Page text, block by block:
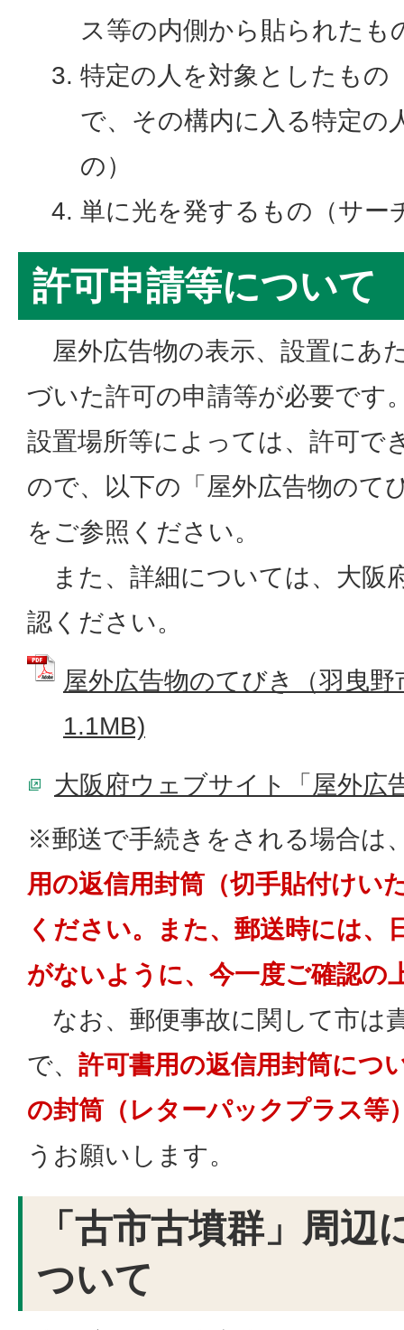
ス等の内側から貼られたも
特定の人を対象としたもの
で、その構内に入る特定の
の）
単に光を発するもの（サー
許可申請等について
屋外広告物の表示、設置にあ
づいた許可の申請等が必要です
設置場所等によっては、許可で
ので、以下の「屋外広告物のて
をご参照ください。
また、詳細については、大阪
認ください。
屋外広告物のてびき（羽曳
1.1MB)
大阪府ウェブサイト「屋外広
※郵送で手続きをされる場合は
用の返信用封筒（切手貼付けい
ください。また、郵送時には、
がないように、今一度ご確認の
なお、郵便事故に関して市は
で、 許可書用の返信用封筒につ
の封筒（レターパックプラス等
うお願いします。
「古市古墳群」周辺
ついて